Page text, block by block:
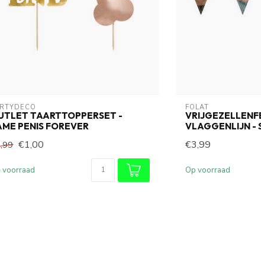
TAARTTOPPERSET -
PENIS FOREVER
€1,00
voorraad
FOLAT
VLAGGENLIJN -
€3,99
Op voorraad